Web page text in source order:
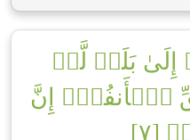
بَلَدٖ لَّمۡ
بِشِقِّ ٱلۡأَنفُسِۚ إِنَّ
[٧]